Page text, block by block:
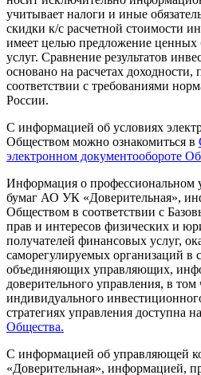
учитывает налоги и иные
скидки к/с расчетной стоимости
имеет целью предложение ценных
услуг. Сравнение результатов
основано на расчетах доходности,
соответствии с требованиями
России.
С информацией об условиях
Обществом можно ознакомиться в
электронном документообороте
Информация о профессиональном
бумаг АО УК «Доверительная»,
Обществом в соответствии с
прав и интересов физических и
получателей финансовых услуг,
саморегулируемых организаций в
объединяющих управляющих,
доверительного управления, в том
индивидуального
стратегиях управления доступна на
Общества.
С информацией об управляющей
«Доверительная», информацией,